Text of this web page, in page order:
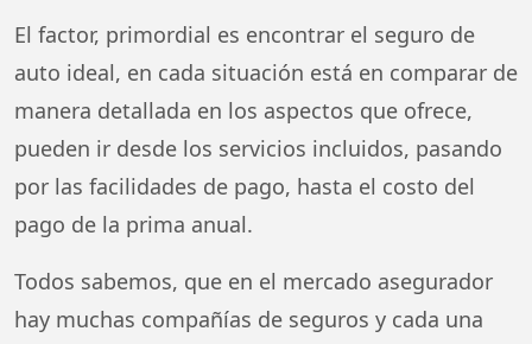
El factor, primordial es encontrar el seguro de
auto ideal, en cada situación está en comparar de
manera detallada en los aspectos que ofrece,
pueden ir desde los servicios incluidos, pasando
por las facilidades de pago, hasta el costo del
pago de la prima anual.
Todos sabemos, que en el mercado asegurador
hay muchas compañías de seguros y cada una